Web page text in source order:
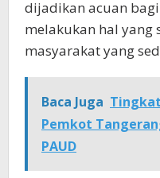
dijadikan acuan
melakukan hal yang
masyarakat yang
Baca Juga
Pemkot
PAUD